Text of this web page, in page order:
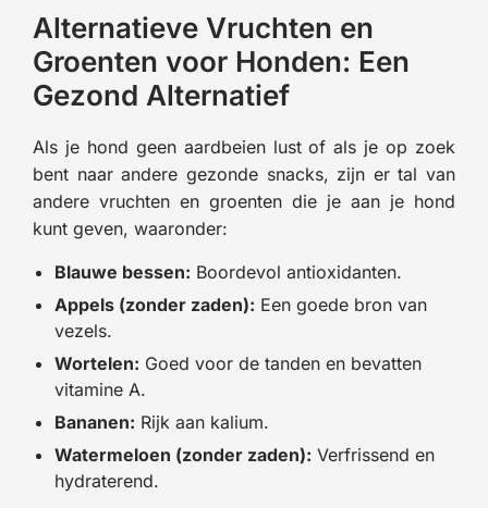
Alternatieve Vruchten en
Groenten voor Honden: Een
Gezond Alternatief
Als je hond geen aardbeien lust of als je op zoek
bent naar andere gezonde snacks, zijn er tal van
andere vruchten en groenten die je aan je hond
kunt geven, waaronder:
Blauwe bessen: Boordevol antioxidanten.
Appels (zonder zaden): Een goede bron van
vezels.
Wortelen: Goed voor de tanden en bevatten
vitamine A.
Bananen: Rijk aan kalium.
Watermeloen (zonder zaden): Verfrissend en
hydraterend.